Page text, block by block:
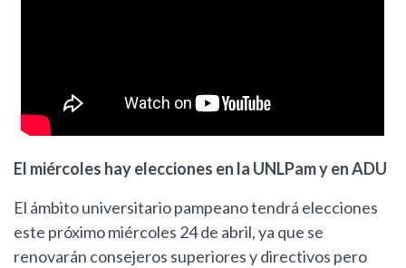
El miércoles hay elecciones en la UNLPam y en ADU
El ámbito universitario pampeano tendrá elecciones
este próximo miércoles 24 de abril, ya que se
renovarán consejeros superiores y directivos pero